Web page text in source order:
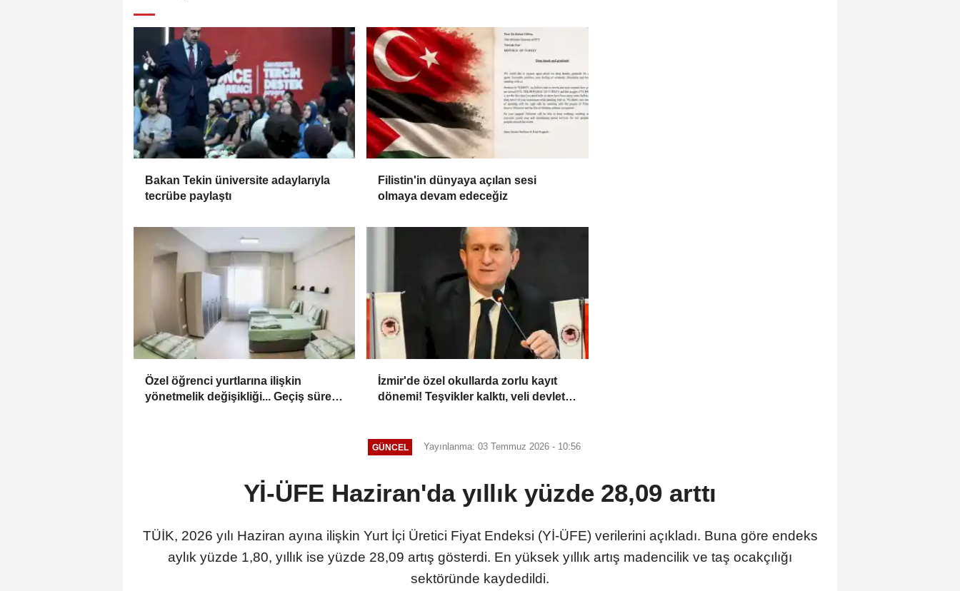
Bakan Tekin üniversite adaylarıyla
tecrübe paylaştı
Filistin'in dünyaya açılan sesi
olmaya devam edeceğiz
Özel öğrenci yurtlarına ilişkin
yönetmelik değişikliği... Geçiş süresi
İzmir'de özel okullarda zorlu kayıt
dönemi! Teşvikler kalktı, veli devlet
GÜNCEL Yayınlanma: 03 Temmuz 2026 - 10:56
Yİ-ÜFE Haziran'da yıllık yüzde 28,09 arttı
TÜİK, 2026 yılı Haziran ayına ilişkin Yurt İçi Üretici Fiyat Endeksi (Yİ-ÜFE) verilerini açıkladı. Buna göre endeks
aylık yüzde 1,80, yıllık ise yüzde 28,09 artış gösterdi. En yüksek yıllık artış madencilik ve taş ocakçılığı
sektöründe kaydedildi.